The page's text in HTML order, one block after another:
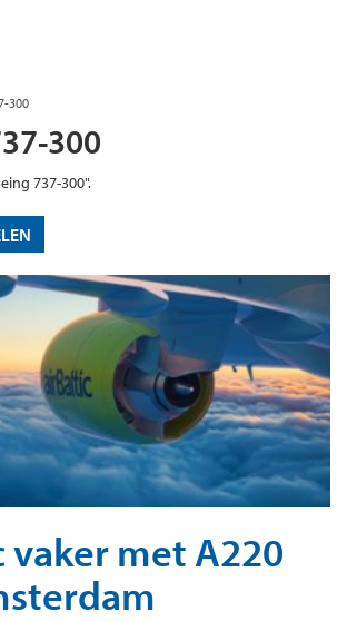
300
300
737-300".
vaker met A220